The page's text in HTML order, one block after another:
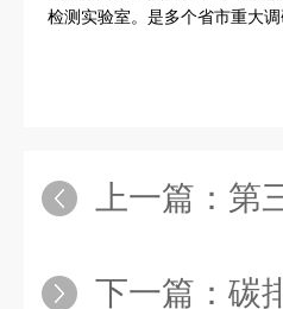
检测实验室。是多个省市重大
上一篇： 第
下一篇： 碳排